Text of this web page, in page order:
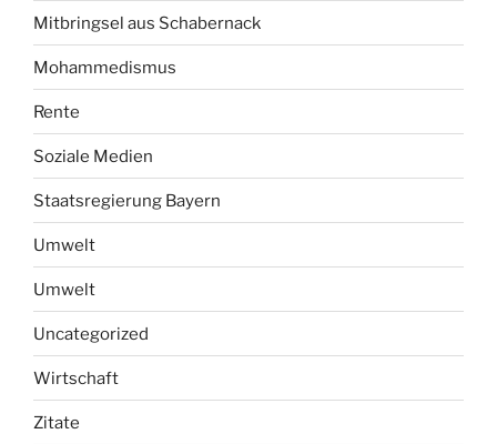
Mitbringsel aus Schabernack
Mohammedismus
Rente
Soziale Medien
Staatsregierung Bayern
Umwelt
Umwelt
Uncategorized
Wirtschaft
Zitate